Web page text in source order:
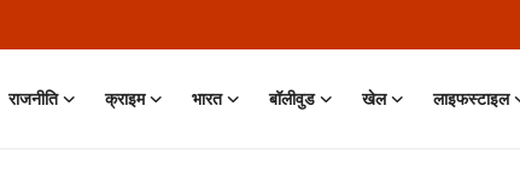
राजनीति क्राइम भारत बॉलीवुड खेल लाइफस्टाइल